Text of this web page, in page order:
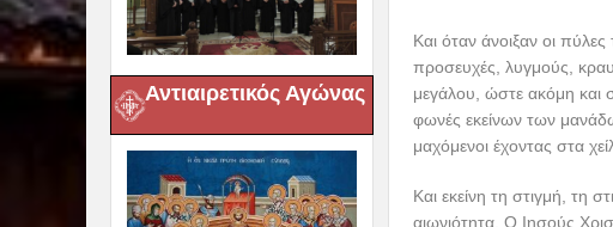
Αντιαιρετικός Αγώνας
Και όταν άνοιξαν οι
προσευχές, λυγμούς,
μεγάλου, ώστε ακόμη και
φωνές εκείνων των
μαχόμενοι έχοντας στα
Και εκείνη τη στιγμή, τη
αιωνιότητα, Ο Ιησούς